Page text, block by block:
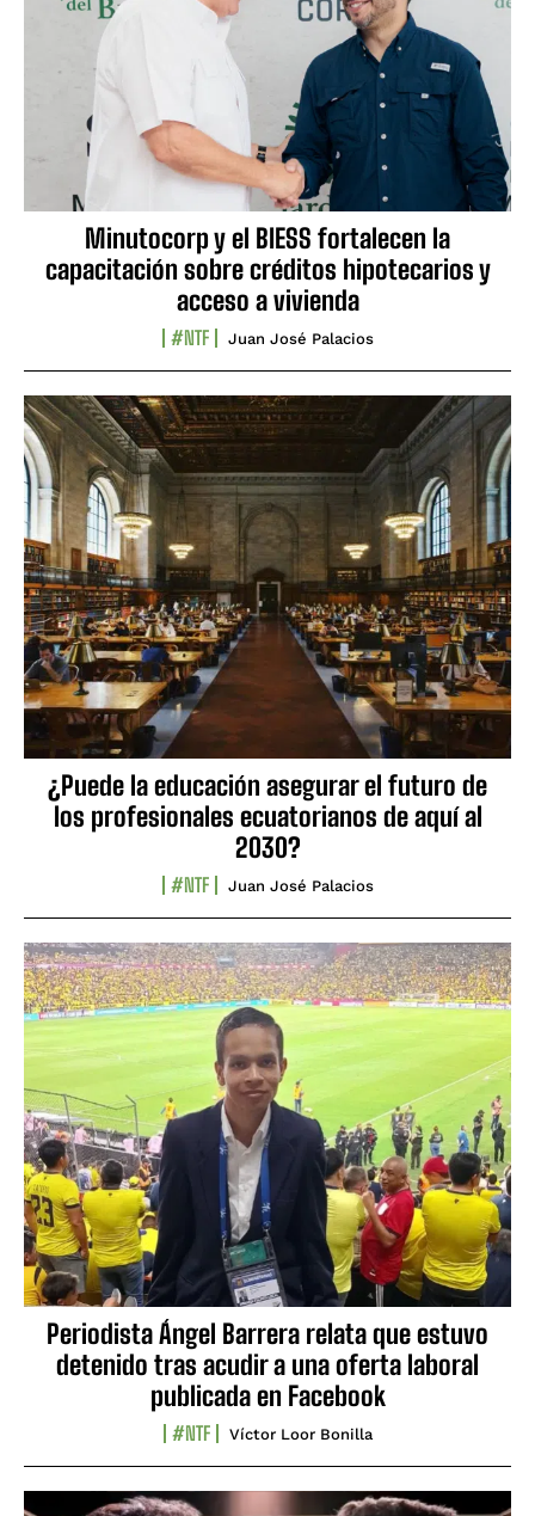
Minutocorp y el BIESS fortalecen la
capacitación sobre créditos hipotecarios y
acceso a vivienda
#NTF Juan José Palacios
¿Puede la educación asegurar el futuro de
los profesionales ecuatorianos de aquí al
2030?
#NTF Juan José Palacios
Periodista Ángel Barrera relata que estuvo
detenido tras acudir a una oferta laboral
publicada en Facebook
#NTF Víctor Loor Bonilla